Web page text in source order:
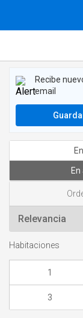
Recibe
email
Habitaciones
1
3